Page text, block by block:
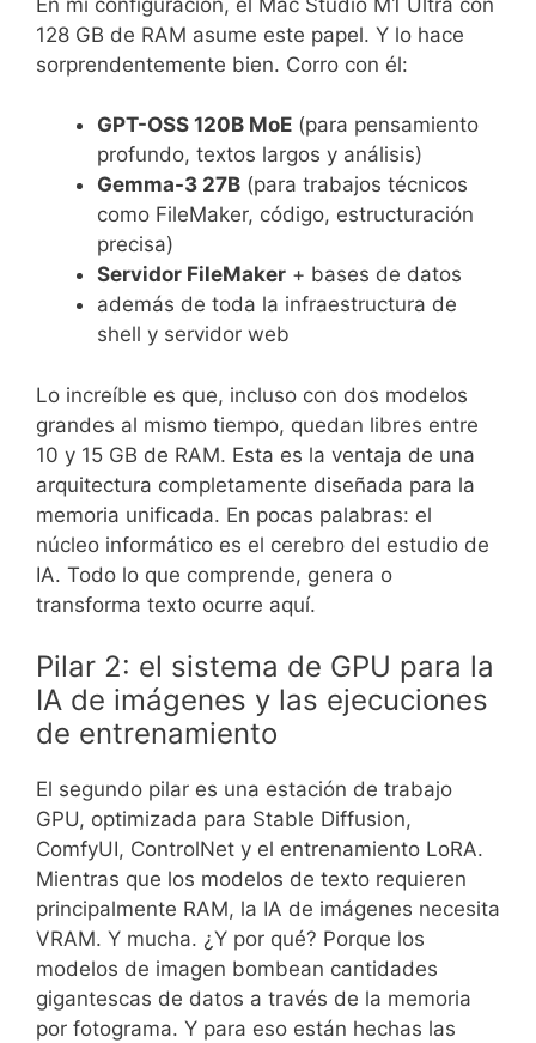
128 GB de RAM asume este papel. Y lo hace
sorprendentemente bien. Corro con él:
GPT-OSS 120B MoE (para pensamiento
profundo, textos largos y análisis)
Gemma-3 27B (para trabajos técnicos
como FileMaker, código, estructuración
precisa)
Servidor FileMaker + bases de datos
además de toda la infraestructura de
shell y servidor web
Lo increíble es que, incluso con dos modelos
grandes al mismo tiempo, quedan libres entre
10 y 15 GB de RAM. Esta es la ventaja de una
arquitectura completamente diseñada para la
memoria unificada. En pocas palabras: el
núcleo informático es el cerebro del estudio de
IA. Todo lo que comprende, genera o
transforma texto ocurre aquí.
Pilar 2: el sistema de GPU para la
IA de imágenes y las ejecuciones
de entrenamiento
El segundo pilar es una estación de trabajo
GPU, optimizada para Stable Diffusion,
ComfyUI, ControlNet y el entrenamiento LoRA.
Mientras que los modelos de texto requieren
principalmente RAM, la IA de imágenes necesita
VRAM. Y mucha. ¿Y por qué? Porque los
modelos de imagen bombean cantidades
gigantescas de datos a través de la memoria
por fotograma. Y para eso están hechas las